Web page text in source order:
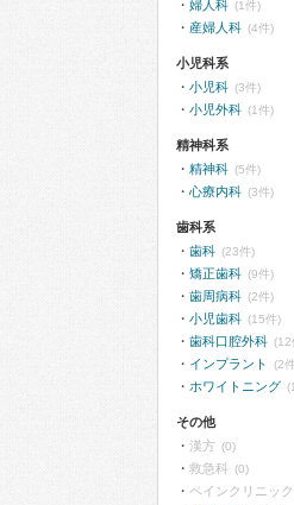
婦人科 (1件)
産婦人科 (4件)
小児科系
小児科 (3件)
小児外科 (1件)
精神科系
精神科 (5件)
心療内科 (3件)
歯科系
歯科 (23件)
矯正歯科 (9件)
歯周病科 (2件)
小児歯科 (15件)
歯科口腔外科 (12
インプラント (2
ホワイトニング
その他
漢方 (0)
救急科 (0)
ペインクリニック